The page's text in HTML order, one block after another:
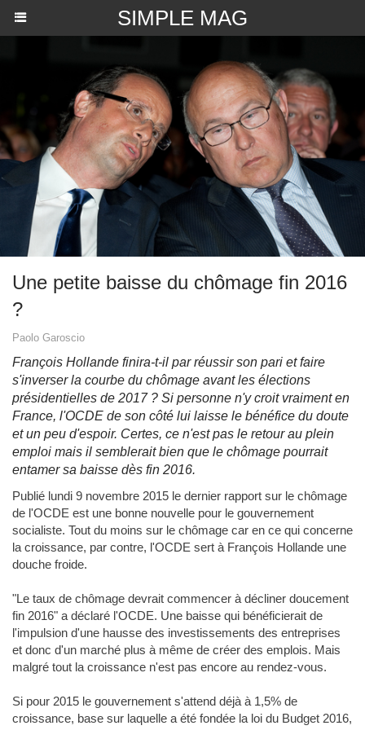
SIMPLE MAG
​Une petite baisse du chômage fin 2016
?
Paolo Garoscio
François Hollande finira-t-il par réussir son pari et faire
s'inverser la courbe du chômage avant les élections
présidentielles de 2017 ? Si personne n'y croit vraiment en
France, l'OCDE de son côté lui laisse le bénéfice du doute
et un peu d'espoir. Certes, ce n'est pas le retour au plein
emploi mais il semblerait bien que le chômage pourrait
entamer sa baisse dès fin 2016.
Publié lundi 9 novembre 2015 le dernier rapport sur le chômage
de l'OCDE est une bonne nouvelle pour le gouvernement
socialiste. Tout du moins sur le chômage car en ce qui concerne
la croissance, par contre, l'OCDE sert à François Hollande une
douche froide.
"Le taux de chômage devrait commencer à décliner doucement
fin 2016" a déclaré l'OCDE. Une baisse qui bénéficierait de
l'impulsion d'une hausse des investissements des entreprises
et donc d'un marché plus à même de créer des emplois. Mais
malgré tout la croissance n'est pas encore au rendez-vous.
Si pour 2015 le gouvernement s'attend déjà à 1,5% de
croissance, base sur laquelle a été fondée la loi du Budget 2016,